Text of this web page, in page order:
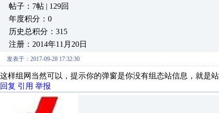
帖子：7帖 | 129回
年度积分：0
历史总积分：315
注册：2014年11月20日
发表于：2017-09-28 17:32:30
这样组网当然可以，提示你的弹窗是你没有组态站信息，就是
回复 引用 举报